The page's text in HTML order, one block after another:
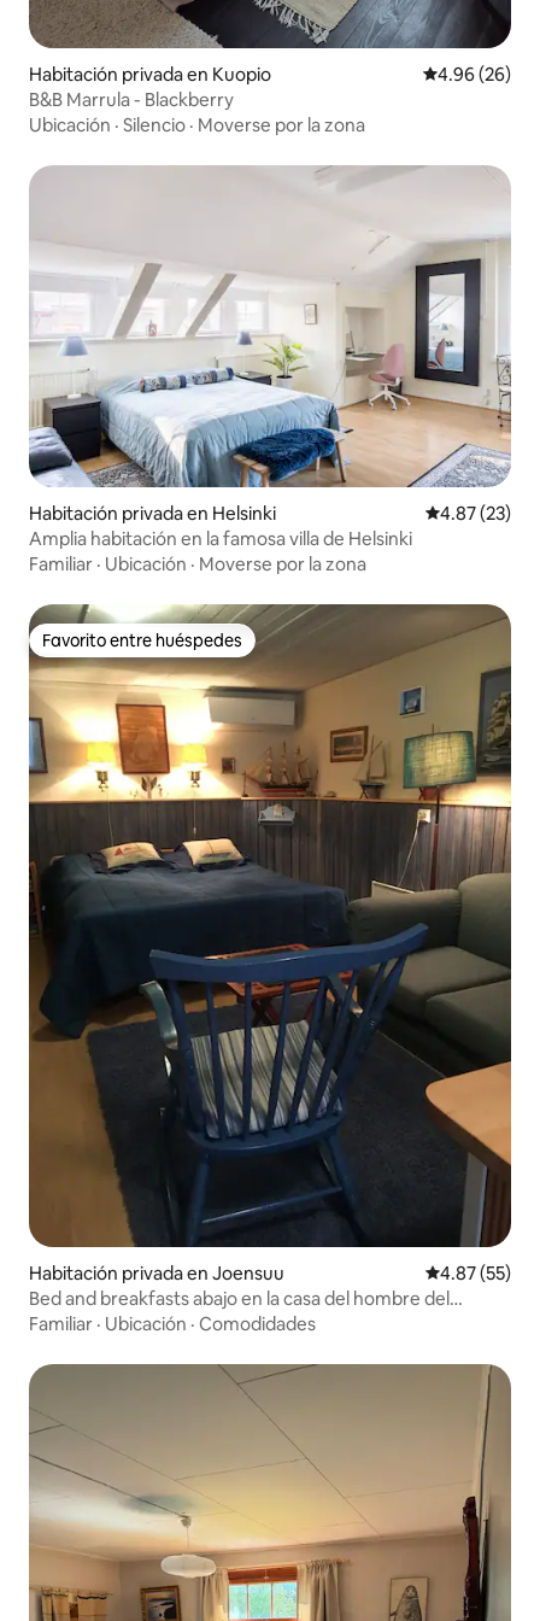
Habitación privada en Kuopio Calificación
4.96 (26)
B&B Marrula - Blackberry
Ubicación · Silencio · Moverse por la zona
Habitación privada en Helsinki Calificación
4.87 (23)
Amplia habitación en la famosa villa de Helsinki
Familiar · Ubicación · Moverse por la zona
Favorito entre huéspedes
Favorito entre huéspedes
Habitación privada en Joensuu Calificación
4.87 (55)
Bed and breakfasts abajo en la casa del hombre del
frente!
Familiar · Ubicación · Comodidades